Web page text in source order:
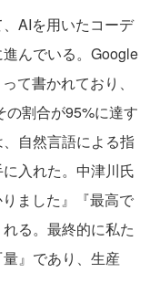
AIを用いたコーデ
んでいる。Google
て書かれており、
の割合が95%に達す
自然言語による指
入れた。中津川氏
ました』『最高で
る。最終的に私た
』であり、生産